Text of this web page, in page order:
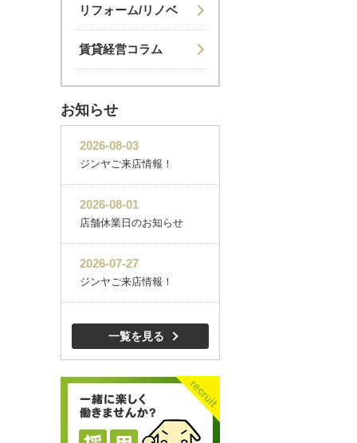
リフォーム/リノベ
賃貸経営コラム
お知らせ
一覧を見る